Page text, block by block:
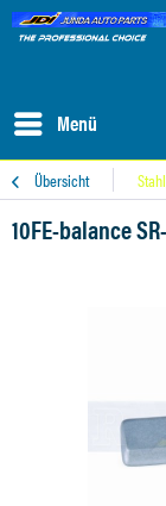
Menü
Übersicht
10FE-balance